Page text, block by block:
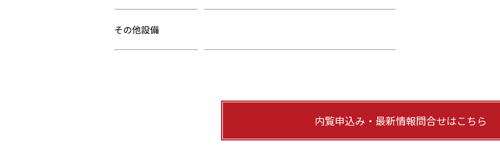
その他設備
内覧申込み・最新情報問合せはこちら